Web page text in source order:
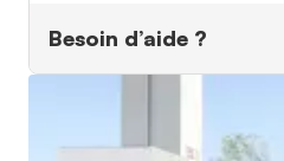
Besoin d’aide ?